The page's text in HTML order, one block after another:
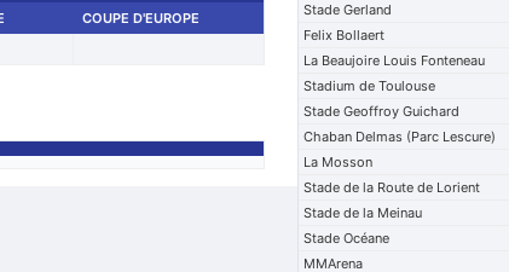
COUPE D'EUROPE
Stade Gerland
Felix Bollaert
La Beaujoire Louis Fonteneau
Stadium de Toulouse
Stade Geoffroy Guichard
Chaban Delmas (Parc Lescure)
La Mosson
Stade de la Route de Lorient
Stade de la Meinau
Stade Océane
MMArena